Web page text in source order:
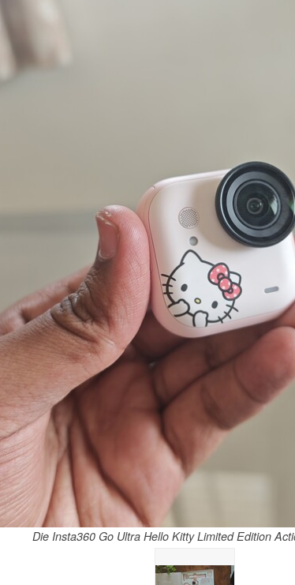
Die Insta360 Go Ultra Hello Kitty Limited Edition